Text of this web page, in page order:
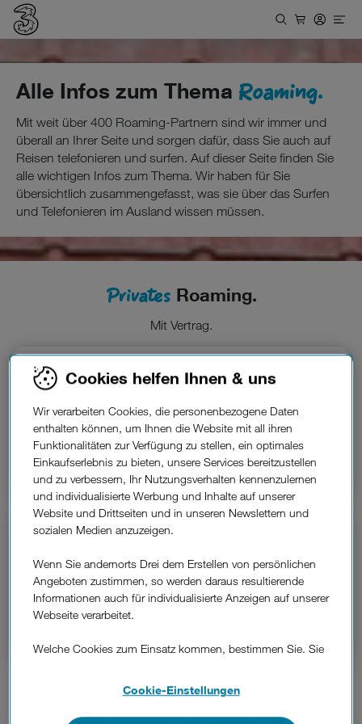
Alle Infos zum Thema Roaming.
Mit weit über 400 Roaming-Partnern sind wir immer und
überall an Ihrer Seite und sorgen dafür, dass Sie auch auf
Reisen telefonieren und surfen. Auf dieser Seite finden Sie
alle wichtigen Infos zum Thema. Wir haben für Sie
übersichtlich zusammengefasst, was sie über das Surfen
und Telefonieren im Ausland wissen müssen.
Privates Roaming.
Mit Vertrag.
Roaming Länder & Preise.
Alles zum Surfen und Telefonieren im Ausland.
Alle Infos im Detail
Roaming Zusatzpakete.
Unser Extra für günstigere Preise im Ausland.
Alle Infos im Detail
BusinessRoaming.
Cookies helfen Ihnen & uns
Wir verarbeiten Cookies, die personenbezogene Daten
enthalten können, um Ihnen die Website mit all ihren
Funktionalitäten zur Verfügung zu stellen, ein optimales
Einkaufserlebnis zu bieten, unsere Services bereitzustellen
und zu verbessern, Ihr Nutzungsverhalten kennenzulernen
und individualisierte Werbung und Inhalte auf unserer
Website und Drittseiten und in unseren Newslettern und
sozialen Medien anzuzeigen.
Wenn Sie andernorts Drei dem Erstellen von persönlichen
Angeboten zustimmen, so werden daraus resultierende
Informationen auch für individualisierte Anzeigen auf unserer
Webseite verarbeitet.
Welche Cookies zum Einsatz kommen, bestimmen Sie. Sie
Cookie-Einstellungen